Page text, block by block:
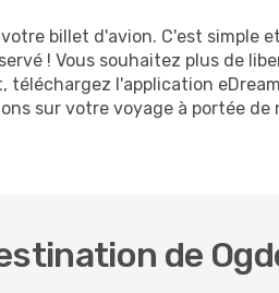
billet d'avion. C'est simple
! Vous souhaitez plus de
l'application
sur votre voyage à portée de
de